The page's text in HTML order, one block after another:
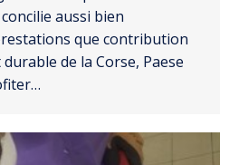
aussi bien
que contribution
de la Corse, Paese